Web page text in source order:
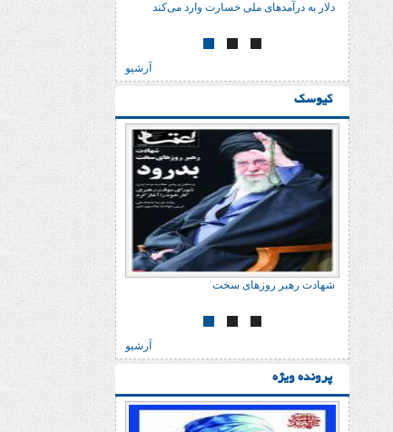
دلار به درآمدهای ملی
آرشیو
کیوسک
شهادت رهبر روزهای سخت یالثارات الحسین
آرشیو
پرونده ویژه